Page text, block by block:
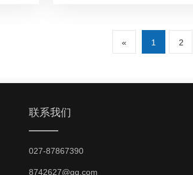
« 1 2
联系我们
027-87867390
8742627@qq.com